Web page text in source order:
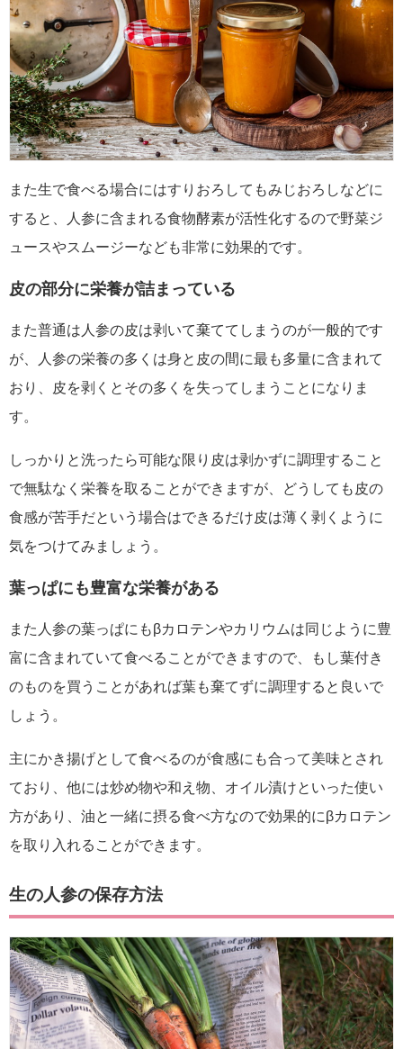
また生で食べる場合にはすりおろしてもみじおろしなどに
すると、人参に含まれる食物酵素が活性化するので野菜ジ
ュースやスムージーなども非常に効果的です。
皮の部分に栄養が詰まっている
また普通は人参の皮は剥いて棄ててしまうのが一般的です
が、人参の栄養の多くは身と皮の間に最も多量に含まれて
おり、皮を剥くとその多くを失ってしまうことになりま
す。
しっかりと洗ったら可能な限り皮は剥かずに調理すること
で無駄なく栄養を取ることができますが、どうしても皮の
食感が苦手だという場合はできるだけ皮は薄く剥くように
気をつけてみましょう。
葉っぱにも豊富な栄養がある
また人参の葉っぱにもβカロテンやカリウムは同じように豊
富に含まれていて食べることができますので、もし葉付き
のものを買うことがあれば葉も棄てずに調理すると良いで
しょう。
主にかき揚げとして食べるのが食感にも合って美味とされ
ており、他には炒め物や和え物、オイル漬けといった使い
方があり、油と一緒に摂る食べ方なので効果的にβカロテン
を取り入れることができます。
生の人参の保存方法